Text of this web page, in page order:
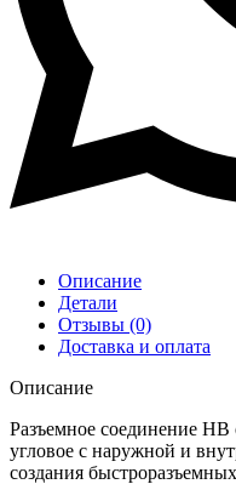
Описание
Детали
Отзывы (0)
Доставка и оплата
Описание
Разъемное соединение
угловое с наружной и
создания